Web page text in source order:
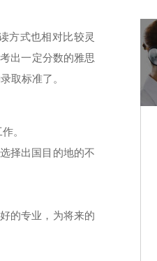
方式也相对比较灵
出一定分数的雅思
取标准了。
。
择出国目的地的不
的专业，为将来的